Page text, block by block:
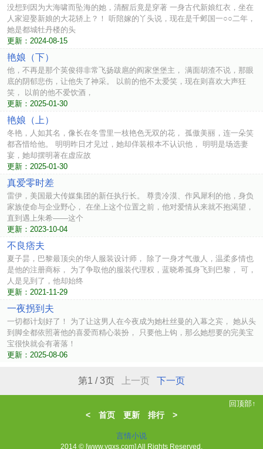
没想到因为大海啸而坠海的她，清醒后竟是穿著 一身古代新娘红衣，坐在
人家迎娶新娘的大花轿上？！ 听陪嫁的丫头说，现在是千邺国一○○二年，
她是都城牡丹楼的头
更新：2024-08-15
艳娘（下）
他，不再是那个英俊得非常飞扬跋扈的阎家堡堡主， 满面胡渣不说，那眼
底的阴郁悲伤，让他失了神采。 以前的他不太爱笑，现在则喜欢大声狂
笑， 以前的他不爱饮酒，
更新：2025-01-30
艳娘（上）
冬艳，人如其名，像长在冬雪里一枝艳色无双的花， 孤傲美丽，连一朵笑
都吝惜给他。 明明昨日才见过，她却佯装根本不认识他， 明明是场选妻
宴，她却摆明著在虚应故
更新：2025-01-30
真爱零时差
雷伊，美国最大传媒集团的新任执行长。 尊贵冷漠、作风犀利的他，身负
家族使命与企业野心， 在坐上这个位置之前，他对爱情从来就不抱渴望，
直到遇上朱希——这个
更新：2023-10-04
不良痞夫
夏子昙，巴黎最顶尖的华人服装设计师， 除了一身才气傲人，温柔多情也
是他的注册商标， 为了争取他的服装代理权，蓝晓希孤身飞到巴黎， 可，
人是见到了，他却始终
更新：2021-11-29
一夜拐到夫
一切都计划好了！ 为了让这男人在今夜成为她杜丝曼的入幕之宾， 她从头
到脚全都依照著他的喜爱而精心装扮， 只要他上钩，那么她想要的完美宝
宝很快就会有著落！
更新：2025-08-06
第1 / 3页 上一页 下一页
回顶部↑
< 首页 更新 排行>
言情小说
2014 © [www.yqxs.com] All Rights Reserved.